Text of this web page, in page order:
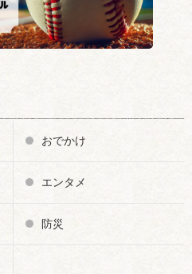
おでかけ
エンタメ
防災